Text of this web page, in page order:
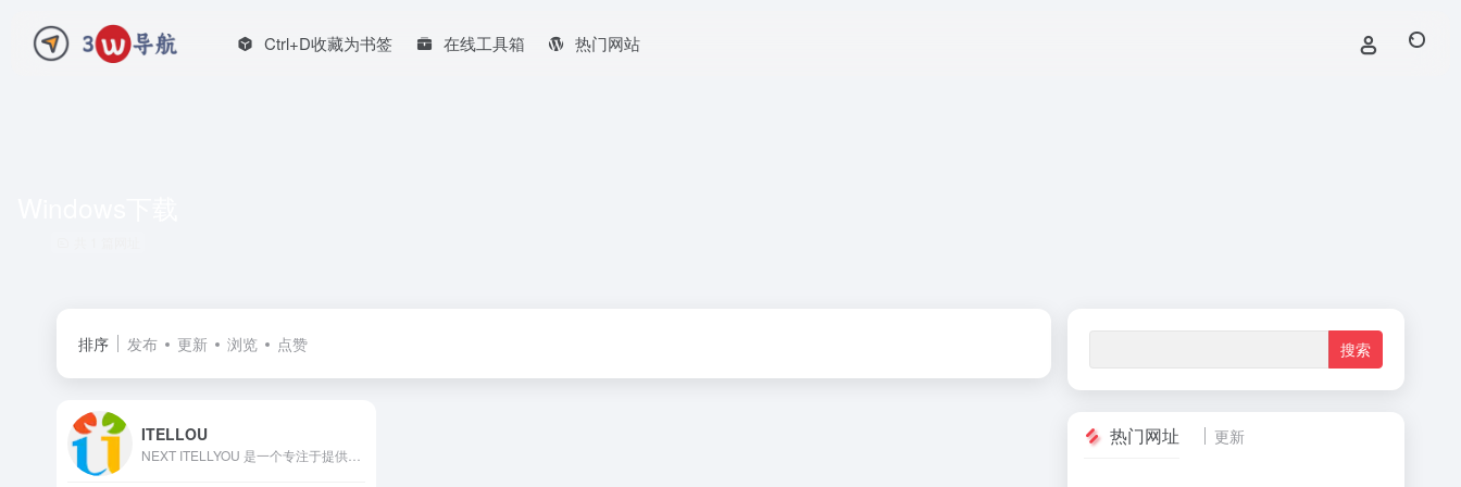
Ctrl+D收藏为书签 在线工具箱 热门网站
排序 发布 更新 浏览 点赞
ITELLOU 热门网址 更新